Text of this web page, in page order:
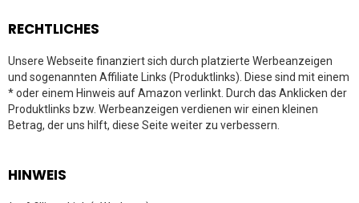
RECHTLICHES
Unsere Webseite finanziert sich durch platzierte Werbeanzeigen
und sogenannten Affiliate Links (Produktlinks). Diese sind mit einem
* oder einem Hinweis auf Amazon verlinkt. Durch das Anklicken der
Produktlinks bzw. Werbeanzeigen verdienen wir einen kleinen
Betrag, der uns hilft, diese Seite weiter zu verbessern.
HINWEIS